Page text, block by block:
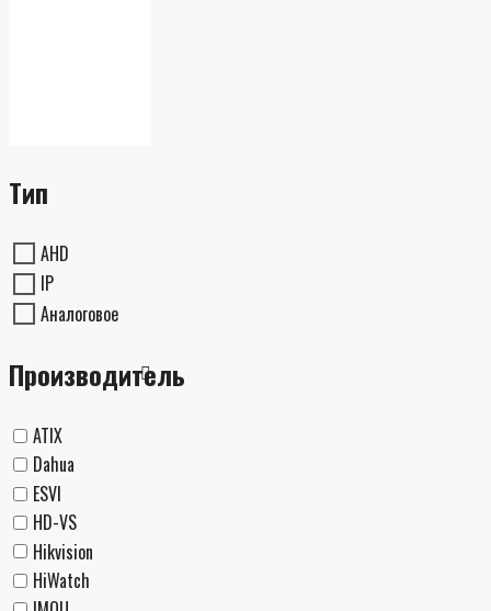
Тип
AHD
IP
Аналоговое
Производитель
ATIX
Dahua
ESVI
HD-VS
Hikvision
HiWatch